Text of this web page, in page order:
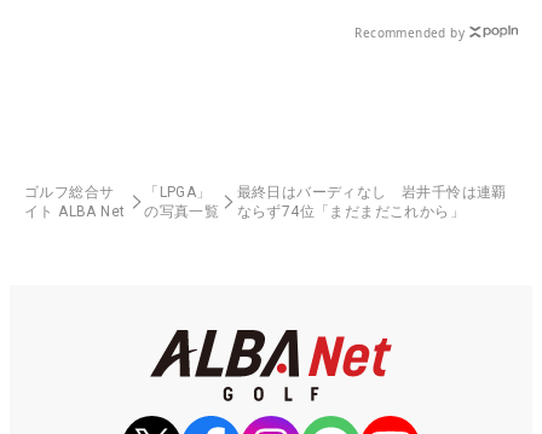
Recommended by
ゴルフ総合サ
イト ALBA Net
「LPGA」
の写真一覧
最終日はバーディなし 岩井千怜は連覇
ならず74位「まだまだこれから」